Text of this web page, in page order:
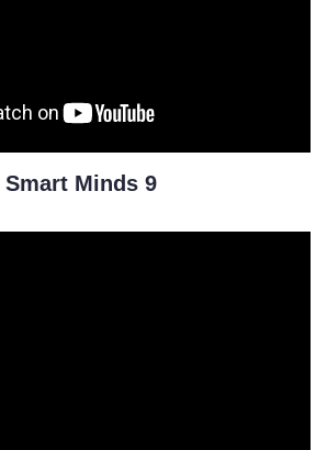
Smart Minds 9